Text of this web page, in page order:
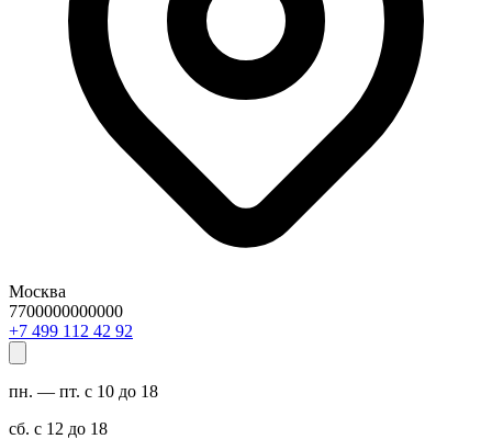
Москва
7700000000000
29 24 211 994 7+
пн. — пт. с 10 до 18
сб. с 12 до 18